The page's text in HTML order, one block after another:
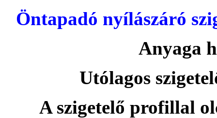
Öntapadó nyílászáró
Anyaga
Utólagos
A szigetelő profillal